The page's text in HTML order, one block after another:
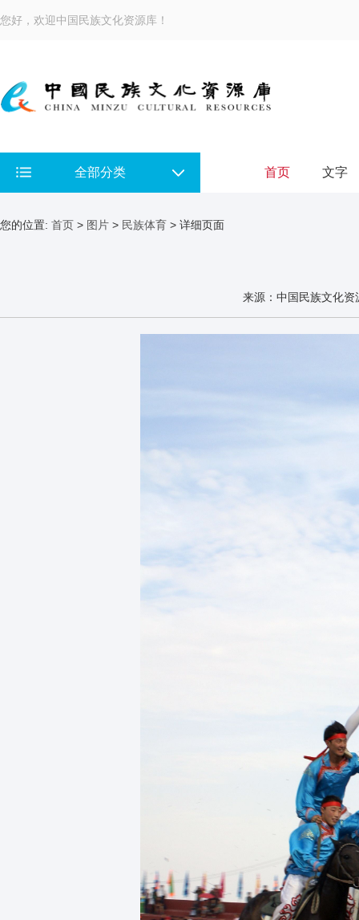
您好，欢迎中国民族文化资源库！
全部分类 首页 文字
您的位置: 首页 > 图片 > 民族体育 > 详细页面
来源：中国民族文化资